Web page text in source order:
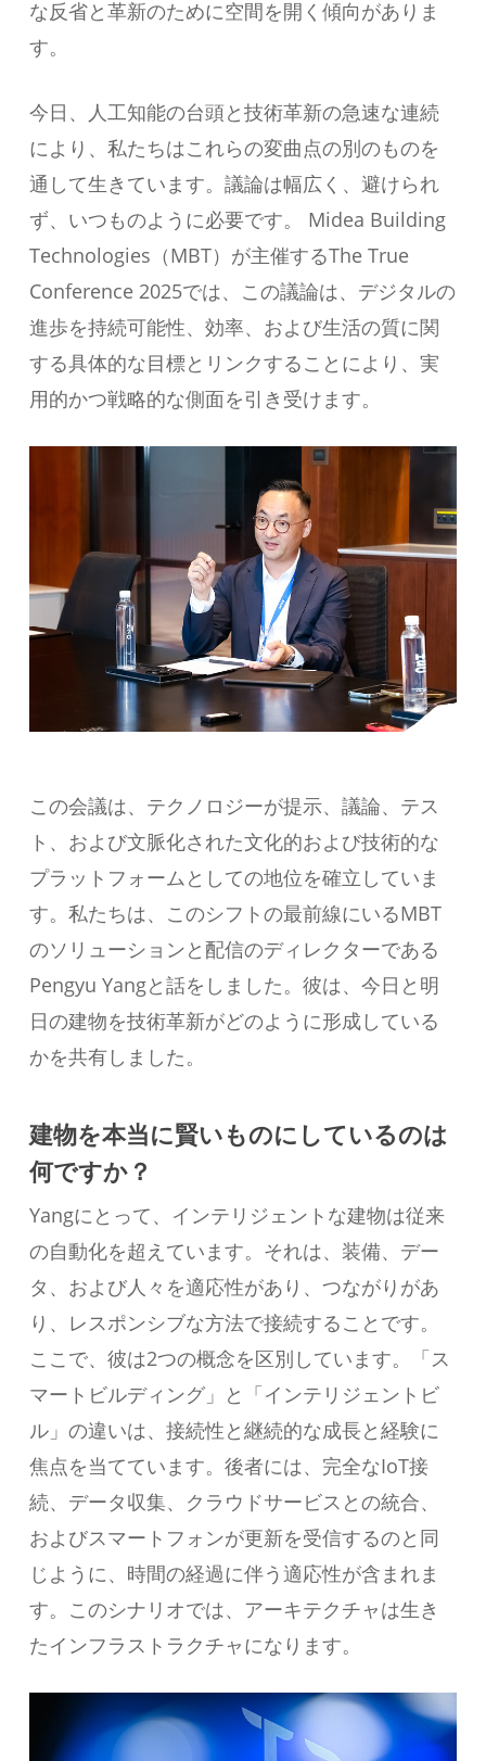
な反省と革新のために空間を開く傾向がありま
す。
今日、人工知能の台頭と技術革新の急速な連続
により、私たちはこれらの変曲点の別のものを
通して生きています。議論は幅広く、避けられ
ず、いつものように必要です。 Midea Building
Technologies（MBT）が主催するThe True
Conference 2025では、この議論は、デジタルの
進歩を持続可能性、効率、および生活の質に関
する具体的な目標とリンクすることにより、実
用的かつ戦略的な側面を引き受けます。
この会議は、テクノロジーが提示、議論、テス
ト、および文脈化された文化的および技術的な
プラットフォームとしての地位を確立していま
す。私たちは、このシフトの最前線にいるMBT
のソリューションと配信のディレクターである
Pengyu Yangと話をしました。彼は、今日と明
日の建物を技術革新がどのように形成している
かを共有しました。
建物を本当に賢いものにしているのは
何ですか？
Yangにとって、インテリジェントな建物は従来
の自動化を超えています。それは、装備、デー
タ、および人々を適応性があり、つながりがあ
り、レスポンシブな方法で接続することです。
ここで、彼は2つの概念を区別しています。「ス
マートビルディング」と「インテリジェントビ
ル」の違いは、接続性と継続的な成長と経験に
焦点を当てています。後者には、完全なIoT接
続、データ収集、クラウドサービスとの統合、
およびスマートフォンが更新を受信するのと同
じように、時間の経過に伴う適応性が含まれま
す。このシナリオでは、アーキテクチャは生き
たインフラストラクチャになります。